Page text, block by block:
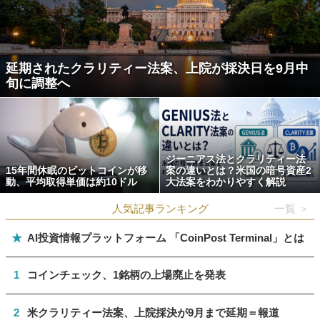
延期されたクラリティー法案、上院が採決日を9月中
旬に調整へ
15年間休眠のビットコインが移
動、平均取得単価は約10ドル
ジーニアス法とクラリティー法
案の違いとは？米国の暗号資産2
大法案をわかりやすく解説
人気記事ランキング 一覧 ＞
★ AI投資情報プラットフォーム 「CoinPost Terminal」とは
1 コインチェック、1銘柄の上場廃止を発表
2 米クラリティー法案、上院採決が9月まで延期＝報道